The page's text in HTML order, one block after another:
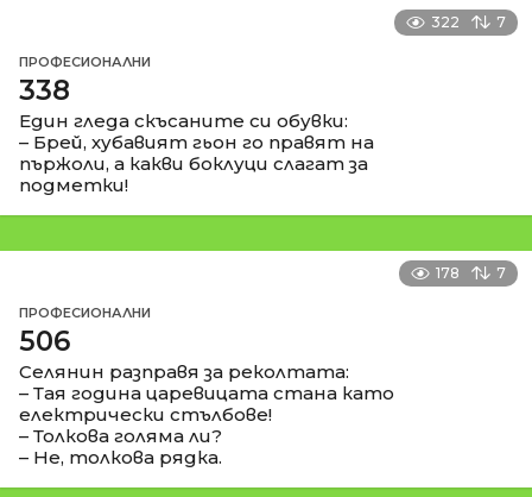
322 7
ПРОФЕСИОНАЛНИ
338
Един гледа скъсаните си обувки:
– Брей, хубавият гьон го правят на
пържоли, а какви боклуци слагат за
подметки!
178 7
ПРОФЕСИОНАЛНИ
506
Селянин разправя за реколтата:
– Тая година царевицата стана като
електрически стълбове!
– Толкова голяма ли?
– Не, толкова рядка.